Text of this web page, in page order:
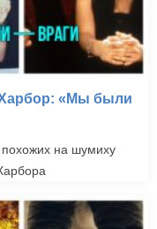
«Мы были
похожих на шумиху